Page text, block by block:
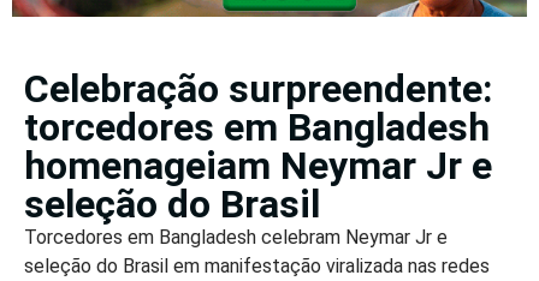
Celebração surpreendente:
torcedores em Bangladesh
homenageiam Neymar Jr e
seleção do Brasil
Torcedores em Bangladesh celebram Neymar Jr e
seleção do Brasil em manifestação viralizada nas redes